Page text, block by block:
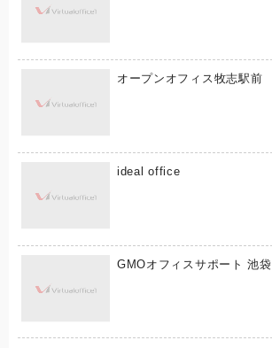
オープンオフィス牧志駅前
ideal office
GMOオフィスサポート 池袋